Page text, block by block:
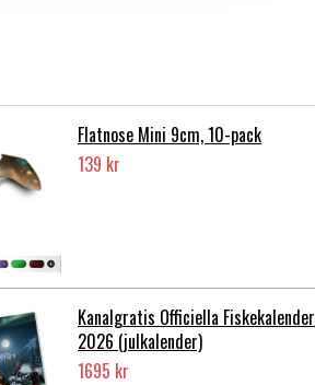
Flatnose Mini 9cm, 10-pack
139 kr
Kanalgratis Officiella Fiskekalender
2026 (julkalender)
1695 kr